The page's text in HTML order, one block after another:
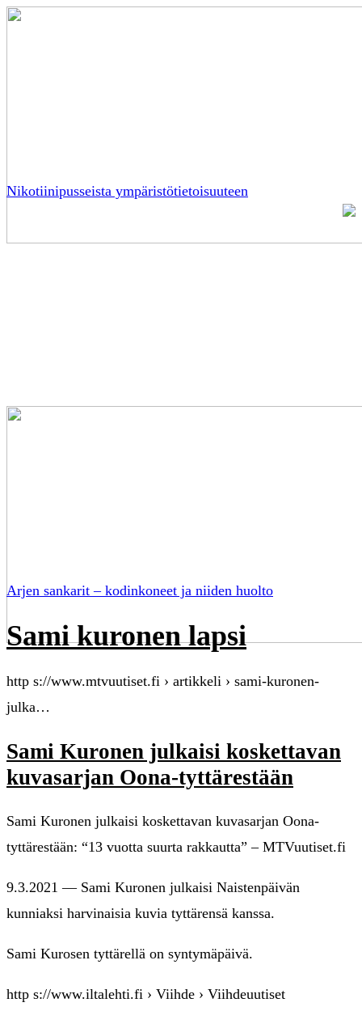
Nikotiinipusseista ympäristötietoisuuteen
Arjen sankarit – kodinkoneet ja niiden huolto
Sami kuronen lapsi
http s://www.mtvuutiset.fi › artikkeli › sami-kuronen-
julka…
Sami Kuronen julkaisi koskettavan
kuvasarjan Oona-tyttärestään
Sami Kuronen julkaisi koskettavan kuvasarjan Oona-
tyttärestään: “13 vuotta suurta rakkautta” – MTVuutiset.fi
9.3.2021 — Sami Kuronen julkaisi Naistenpäivän
kunniaksi harvinaisia kuvia tyttärensä kanssa.
Sami Kurosen tyttärellä on syntymäpäivä.
http s://www.iltalehti.fi › Viihde › Viihdeuutiset